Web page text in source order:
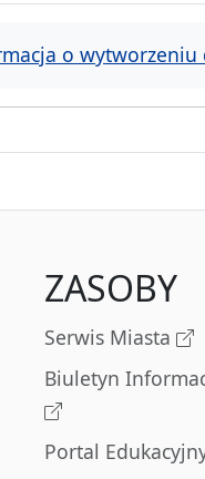
o wytworzeniu
ZASOBY
Serwis Miasta
Biuletyn
Portal